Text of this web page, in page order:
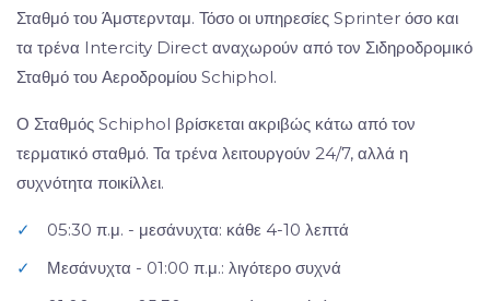
Σταθμό του Άμστερνταμ. Τόσο οι υπηρεσίες Sprinter όσο και
τα τρένα Intercity Direct αναχωρούν από τον Σιδηροδρομικό
Σταθμό του Αεροδρομίου Schiphol.
Ο Σταθμός Schiphol βρίσκεται ακριβώς κάτω από τον
τερματικό σταθμό. Τα τρένα λειτουργούν 24/7, αλλά η
συχνότητα ποικίλλει.
✓
05:30 π.μ. - μεσάνυχτα: κάθε 4-10 λεπτά
✓
Μεσάνυχτα - 01:00 π.μ.: λιγότερο συχνά